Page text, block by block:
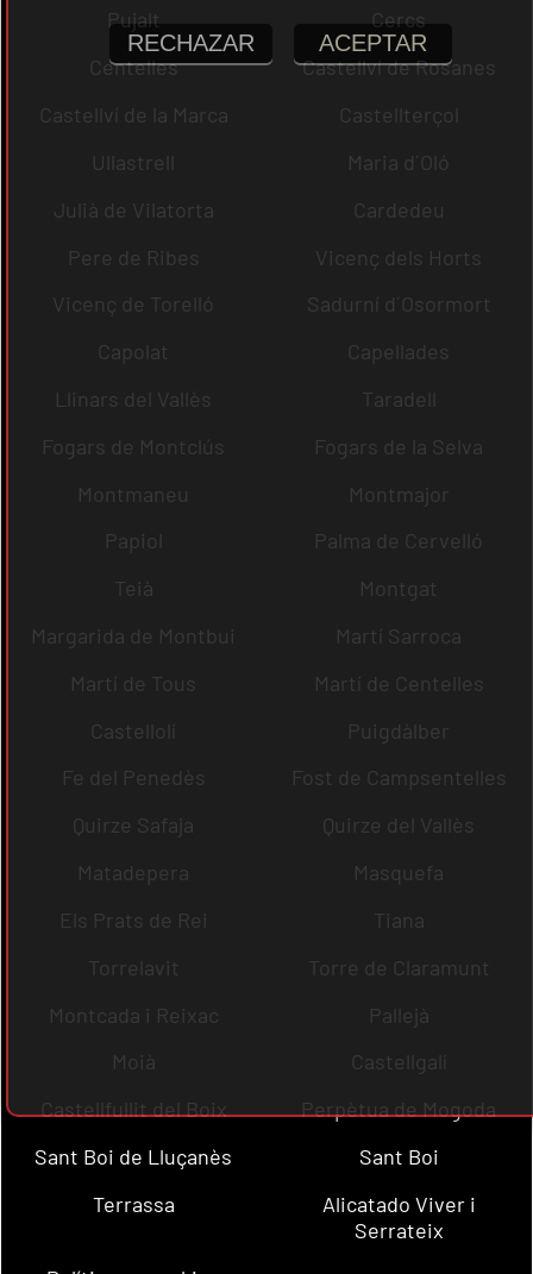
Pujalt
Cercs
Centelles
Castellví de Rosanes
Castellví de la Marca
Castellterçol
Ullastrell
Maria d´Oló
Julià de Vilatorta
Cardedeu
Pere de Ribes
Vicenç dels Horts
Vicenç de Torelló
Sadurní d´Osormort
Capolat
Capellades
Llinars del Vallès
Taradell
Fogars de Montclús
Fogars de la Selva
Montmaneu
Montmajor
Papiol
Palma de Cervelló
Teià
Montgat
Margarida de Montbui
Martí Sarroca
Martí de Tous
Martí de Centelles
Castellolí
Puigdàlber
Fe del Penedès
Fost de Campsentelles
Quirze Safaja
Quirze del Vallès
Matadepera
Masquefa
Els Prats de Rei
Tiana
Torrelavit
Torre de Claramunt
Montcada i Reixac
Pallejà
Moià
Castellgalí
Castellfullit del Boix
Perpètua de Mogoda
Sant Boi de Lluçanès
Sant Boi
Terrassa
Alicatado Viver i
Serrateix
RECHAZAR ACEPTAR